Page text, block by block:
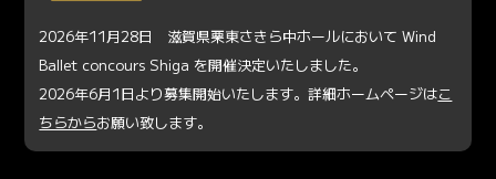
2026年11月28日 滋賀県栗東さきら中ホールにおいて Wind
Ballet concours Shiga を開催決定いたしました。
2026年6月1日より募集開始いたします。詳細ホームページはこ
ちらからお願い致します。